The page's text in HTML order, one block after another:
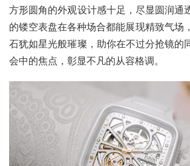
方形圆角的外观设计感十足，尽显圆润通
的镂空表盘在各种场合都能展现精致气场
石犹如星光般璀璨，助你在不过分抢镜的
会中的焦点，彰显不凡的从容格调。